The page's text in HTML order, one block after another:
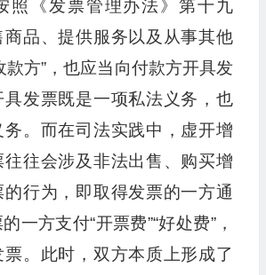
照《发票管理办法》第十九
品、提供服务以及从事其他
款方”，也应当向付款方开具发
具发票既是一项私法义务，也
务。而在司法实践中，虚开增
往会涉及非法出售、购买增
行为，即取得发票的一方通
一方支付“开票费”“好处费”，
。此时，双方本质上形成了